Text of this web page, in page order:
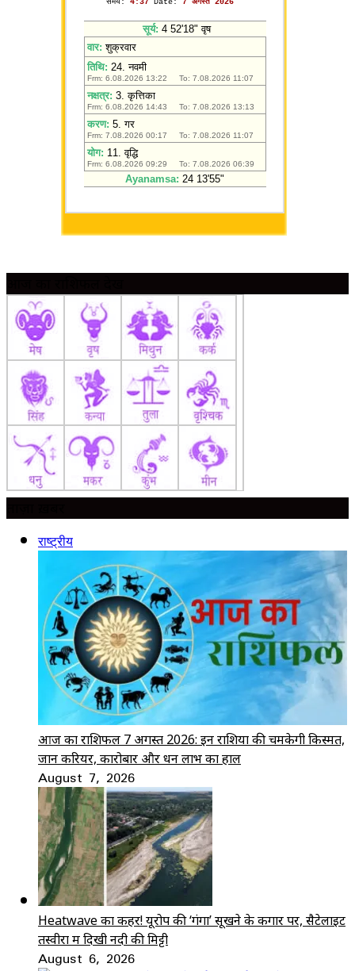
राष्ट्रीय
आज का राशिफल 7 अगस्त 2026: इन राशियों की चमकेगी किस्मत,
जानें करियर, कारोबार और धन लाभ का हाल
August 7, 2026
Heatwave का कहर! यूरोप की ‘गंगा’ सूखने के कगार पर, सैटेलाइट
तस्वीरों में दिखी नदी की मिट्टी
August 6, 2026